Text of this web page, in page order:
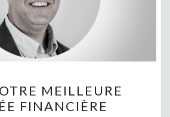
VOTRE
MEILLEURE
MEILLEURE
FINANCIÈRE